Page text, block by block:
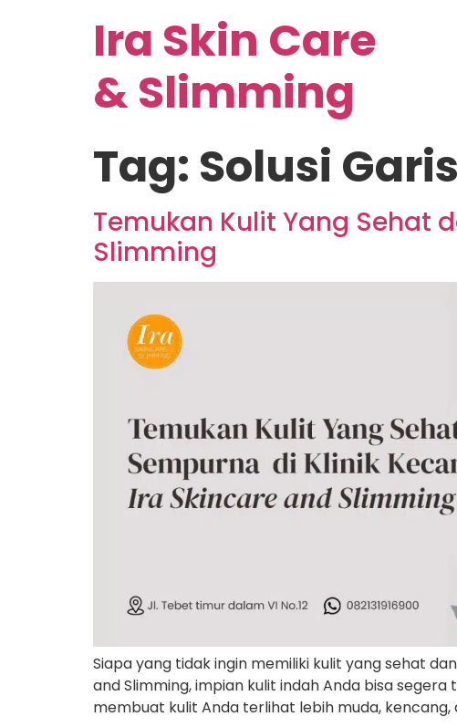
Ira Skin Care
& Slimming
Tag: Solusi
Temukan Kulit Yang Sehat
Slimming
Siapa yang tidak ingin memiliki kulit yang sehat
and Slimming, impian kulit indah Anda bisa
membuat kulit Anda terlihat lebih muda,